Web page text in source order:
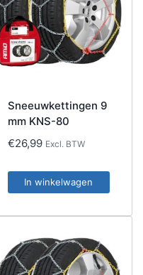
Sneeuwkettingen 9
mm KNS-80
€26,99 Excl. BTW
In winkelwagen